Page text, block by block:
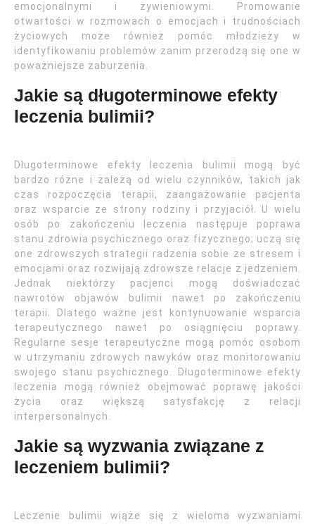
emocjonalnymi i żywieniowymi. Promowanie
otwartości w rozmowach o emocjach i trudnościach
życiowych może również pomóc młodzieży w
identyfikowaniu problemów zanim przerodzą się one w
poważniejsze zaburzenia.
Jakie są długoterminowe efekty
leczenia bulimii?
Długoterminowe efekty leczenia bulimii mogą być
bardzo różne i zależą od wielu czynników, takich jak
czas rozpoczęcia terapii, zaangażowanie pacjenta
oraz wsparcie ze strony rodziny i przyjaciół. U wielu
osób po zakończeniu leczenia następuje poprawa
stanu zdrowia psychicznego oraz fizycznego; uczą się
one zdrowszych strategii radzenia sobie ze stresem i
emocjami oraz rozwijają zdrowsze relacje z jedzeniem.
Jednak niektórzy pacjenci mogą doświadczać
nawrotów objawów bulimii nawet po zakończeniu
terapii. Dlatego ważne jest kontynuowanie wsparcia
terapeutycznego nawet po osiągnięciu poprawy.
Regularne sesje terapeutyczne mogą pomóc osobom
w utrzymaniu zdrowych nawyków oraz monitorowaniu
swojego stanu psychicznego. Długoterminowe efekty
leczenia mogą również obejmować poprawę jakości
życia oraz większą satysfakcję z relacji
interpersonalnych.
Jakie są wyzwania związane z
leczeniem bulimii?
Leczenie bulimii wiąże się z wieloma wyzwaniami